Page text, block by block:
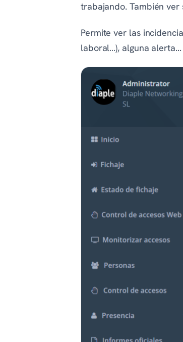
trabajando. También ver
Permite ver las
laboral…), alguna alerta...